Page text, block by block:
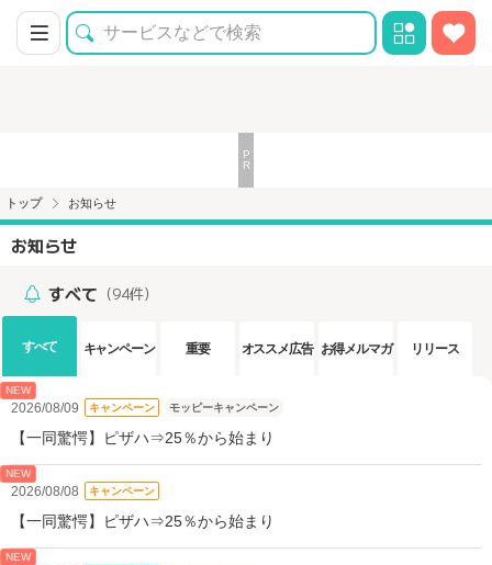
トップ お知らせ
お知らせ
すべて （94件）
すべて キャンペーン 重要 オススメ広告 お得メルマガ リリース
NEW
2026/08/09 キャンペーン モッピーキャンペーン
【一同驚愕】ピザハ⇒25％から始まり
NEW
2026/08/08 キャンペーン
【一同驚愕】ピザハ⇒25％から始まり
NEW